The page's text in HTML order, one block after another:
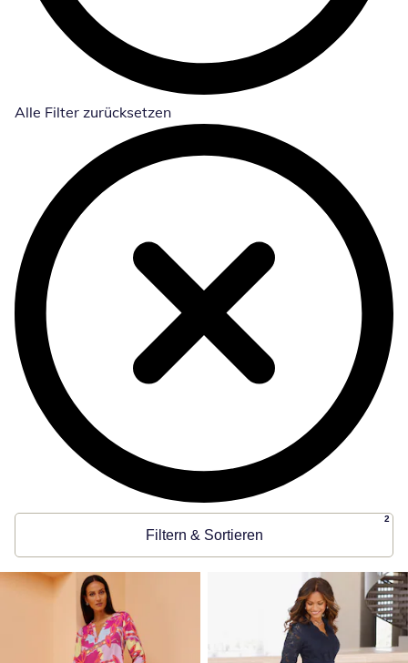
Alle Filter zurücksetzen
Filtern & Sortieren
2